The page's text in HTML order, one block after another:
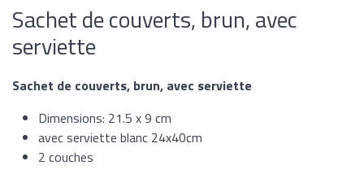
Sachet de couverts, brun, avec
serviette
Sachet de couverts, brun, avec serviette
Dimensions: 21.5 x 9 cm
avec serviette blanc 24x40cm
2 couches